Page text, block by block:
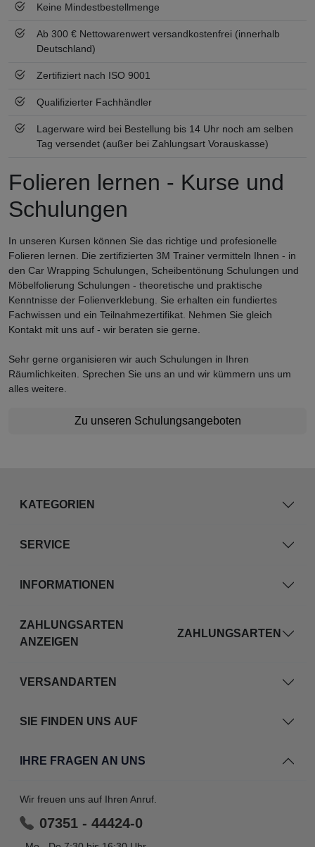
Keine Mindestbestellmenge
Ab 300 € Nettowarenwert versandkostenfrei (innerhalb
Deutschland)
Zertifiziert nach ISO 9001
Qualifizierter Fachhändler
Lagerware wird bei Bestellung bis 14 Uhr noch am selben
Tag versendet (außer bei Zahlungsart Vorauskasse)
Folieren lernen - Kurse und
Schulungen
In unseren Kursen können Sie das richtige und profesionelle
Folieren lernen. Die zertifizierten 3M Trainer vermitteln Ihnen - in
den Car Wrapping Schulungen, Scheibentönung Schulungen und
Möbelfolierung Schulungen - theoretische und praktische
Kenntnisse der Folienverklebung. Sie erhalten ein fundiertes
Fachwissen und ein Teilnahmezertifikat. Nehmen Sie gleich
Kontakt mit uns auf - wir beraten sie gerne.
Sehr gerne organisieren wir auch Schulungen in Ihren
Räumlichkeiten. Sprechen Sie uns an und wir kümmern uns um
alles weitere.
Zu unseren Schulungsangeboten
KATEGORIEN
SERVICE
INFORMATIONEN
ZAHLUNGSARTEN
ANZEIGEN
ZAHLUNGSARTEN
VERSANDARTEN
SIE FINDEN UNS AUF
IHRE FRAGEN AN UNS
Wir freuen uns auf Ihren Anruf.
07351 - 44424-0